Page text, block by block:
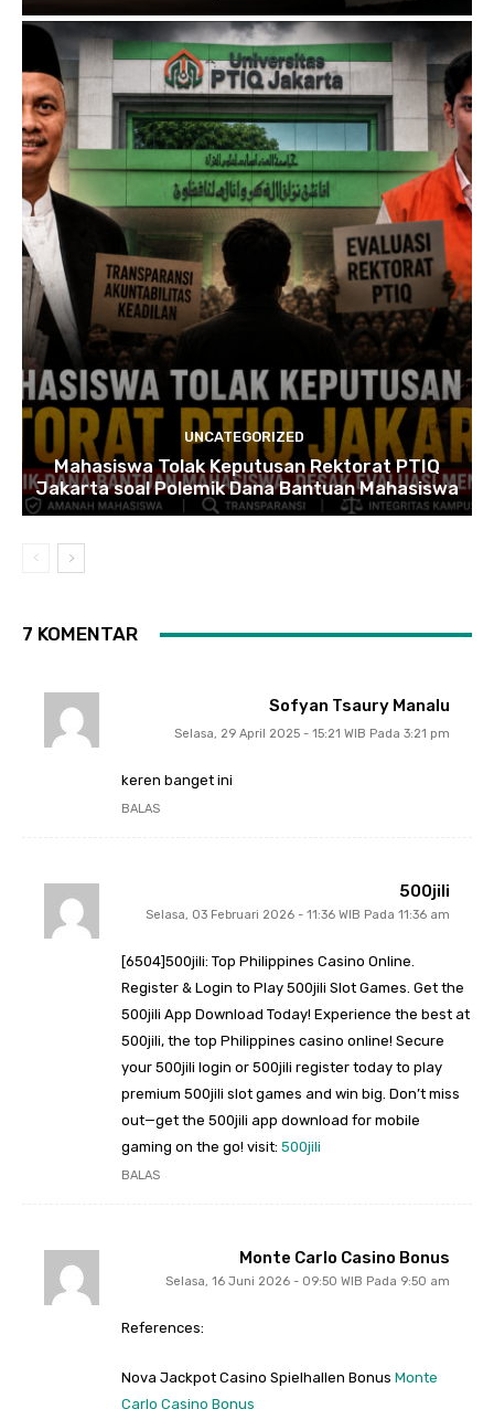
UNCATEGORIZED
Mahasiswa Tolak Keputusan Rektorat PTIQ
Jakarta soal Polemik Dana Bantuan Mahasiswa
7 KOMENTAR
Sofyan Tsaury Manalu
Selasa, 29 April 2025 - 15:21 WIB Pada 3:21 pm
keren banget ini
BALAS
500jili
Selasa, 03 Februari 2026 - 11:36 WIB Pada 11:36 am
[6504]500jili: Top Philippines Casino Online.
Register & Login to Play 500jili Slot Games. Get the
500jili App Download Today! Experience the best at
500jili, the top Philippines casino online! Secure
your 500jili login or 500jili register today to play
premium 500jili slot games and win big. Don’t miss
out—get the 500jili app download for mobile
gaming on the go! visit: 500jili
BALAS
Monte Carlo Casino Bonus
Selasa, 16 Juni 2026 - 09:50 WIB Pada 9:50 am
References:
Nova Jackpot Casino Spielhallen Bonus Monte
Carlo Casino Bonus